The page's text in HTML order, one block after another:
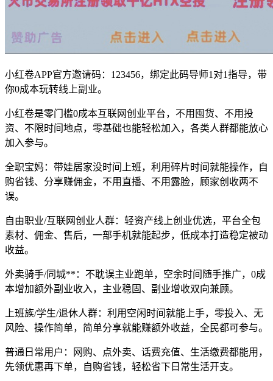
小红卷APP官方邀请码：123456，绑定此码导师1对1指导，带
你0成本玩转线上副业。
小红卷是零门槛0成本互联网创业平台，不用囤货、不用投
资、不限时间地点，零基础也能轻松加入，各类人群都能放心
加入参与。
全职宝妈：带娃居家没时间上班，利用碎片时间就能操作，自
购省钱、分享赚佣金，不用直播、不用露脸，顾家创收两不
误。
自由职业/互联网创业人群：轻资产线上创业优选，平台全包
素材、佣金、售后，一部手机就能起步，低成本打造稳定被动
收益。
外卖骑手/同城**：不耽误主业跑单，空余时间随手推广，0成
本增加额外副业收入，主业稳固、副业增收双向兼顾。
上班族/学生/退休人群：利用空闲时间就能上手，零投入、无
风险、操作简单，简单分享就能赚额外收益，全民都可参与。
普通日常用户：网购、点外卖、话费充值、生活缴费都能用，
先领优惠再下单，自购省钱，轻松省下日常生活开支。